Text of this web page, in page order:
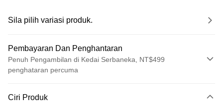
Sila pilih variasi produk.
Pembayaran Dan Penghantaran
Penuh Pengambilan di Kedai Serbaneka, NT$499
penghataran percuma
Kad Kredit (Bayaran Penuh)
Ciri Produk